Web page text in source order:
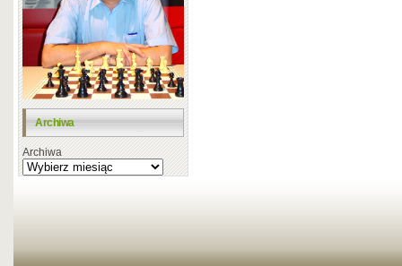
Archiwa
Archiwa